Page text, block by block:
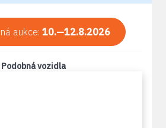
aukce: 10.—12.8.2026
Podobná vozidla